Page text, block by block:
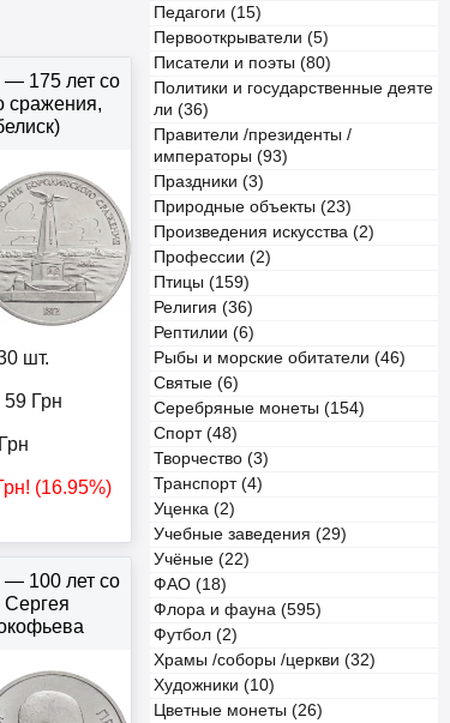
Педагоги (15)
Первооткрыватели (5)
Писатели и поэты (80)
Политики и государственные деяте
ли (36)
Правители /президенты /
императоры (93)
Праздники (3)
Природные объекты (23)
Произведения искусства (2)
Профессии (2)
Птицы (159)
Религия (36)
Рептилии (6)
Рыбы и морские обитатели (46)
Святые (6)
Серебряные монеты (154)
Спорт (48)
Творчество (3)
Транспорт (4)
Уценка (2)
Учебные заведения (29)
Учёные (22)
ФАО (18)
Флора и фауна (595)
Футбол (2)
Храмы /соборы /церкви (32)
Художники (10)
Цветные монеты (26)
175 лет со
сражения,
шт.
59 Грн
Грн
! (16.95%)
100 лет со